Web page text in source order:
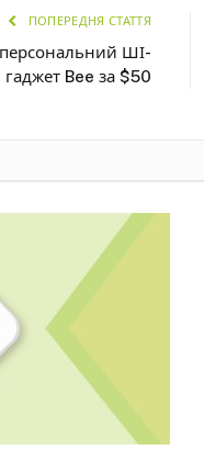
ПОПЕРЕДНЯ СТАТТЯ
ШІ-
гаджет Bee за $50